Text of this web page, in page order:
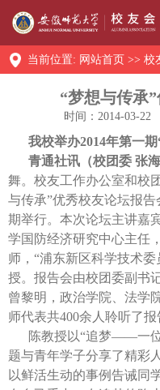
当前位置: 网站首页 >> 校
“梦想与传承
时间：2014-03-22
我校举办2014年第一
青通社讯（校团委 张海
舞。校友工作办公室和校
与传承”优秀校友论坛报告
期举行。本次论坛主讲嘉
学国防经济研究中心主任
师，“浦东新区科学技术
授。报告会由校团委副书
曾黎明，政治学院、法学
师代表共400余人聆听了报
陈教授以“追梦——一
题与青年学子分享了精彩
以鲜活生动的事例告诫同